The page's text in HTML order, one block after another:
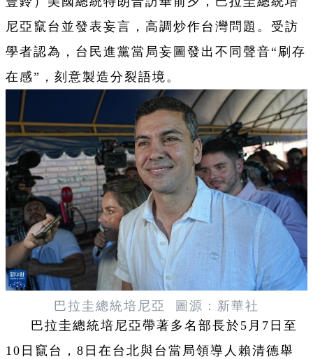
尼亞竄台並發表妄言，高調炒作台灣問題。受訪
學者認為，台民進黨當局妄圖發出不同聲音“刷存
在感”，刻意製造分裂語境。
巴拉圭總統培尼亞 圖源：新華社
巴拉圭總統培尼亞帶著多名部長於5月7日至
10日竄台，8日在台北與台當局領導人賴清德舉